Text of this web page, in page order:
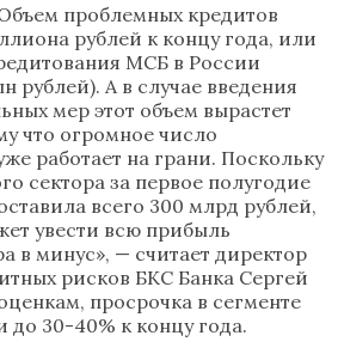
проблемных кредитов
рублей к концу года, или
МСБ в России
рублей). А в случае введения
мер этот объем вырастет
что огромное число
работает на грани. Поскольку
сектора за первое полугодие
всего 300 млрд рублей,
увести всю прибыль
в минус», — считает директор
рисков БКС Банка Сергей
просрочка в сегменте
30-40% к концу года.